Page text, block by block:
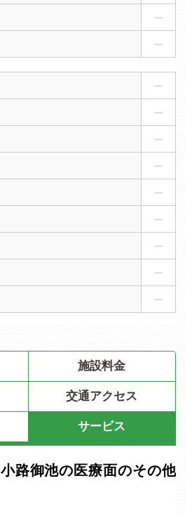
施設料金
交通アクセス
サービス
路御池の医療面のその他